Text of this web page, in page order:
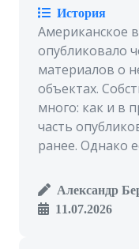
История
Американское
опубликовало
материалов о
объектах.
много: как и в
часть
ранее. Однако
Александр
11.07.2026